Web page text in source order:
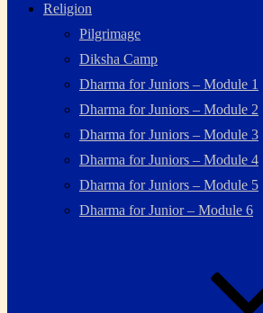
Religion
Pilgrimage
Diksha Camp
Dharma for Juniors – Module 1
Dharma for Juniors – Module 2
Dharma for Juniors – Module 3
Dharma for Juniors – Module 4
Dharma for Juniors – Module 5
Dharma for Junior – Module 6